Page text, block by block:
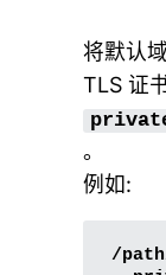
将默认
TLS 证
。
例如: